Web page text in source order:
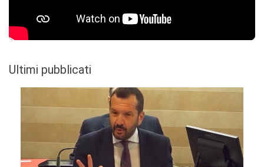
Ultimi pubblicati